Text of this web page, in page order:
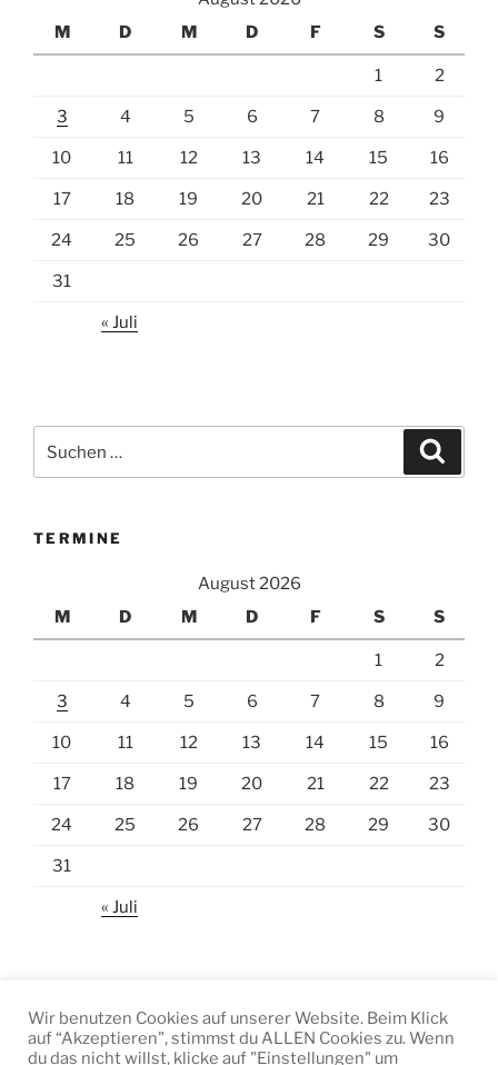
M
D M D F S S
1 2
3 4 5 6 7 8 9
10 11 12 13 14 15 16
17 18 19 20 21 22 23
24 25 26 27 28 29 30
31
« Juli
nach:
TERMINE
August 2026
M
D M D F S S
1 2
3 4 5 6 7 8 9
10 11 12 13 14 15 16
17 18 19 20 21 22 23
24 25 26 27 28 29 30
31
« Juli
FacebookInstagram
E-
Wir benutzen Cookies auf unserer Website. Beim Klick
auf “Akzeptieren", stimmst du ALLEN Cookies zu. Wenn
du das nicht willst, klicke auf "Einstellungen" um